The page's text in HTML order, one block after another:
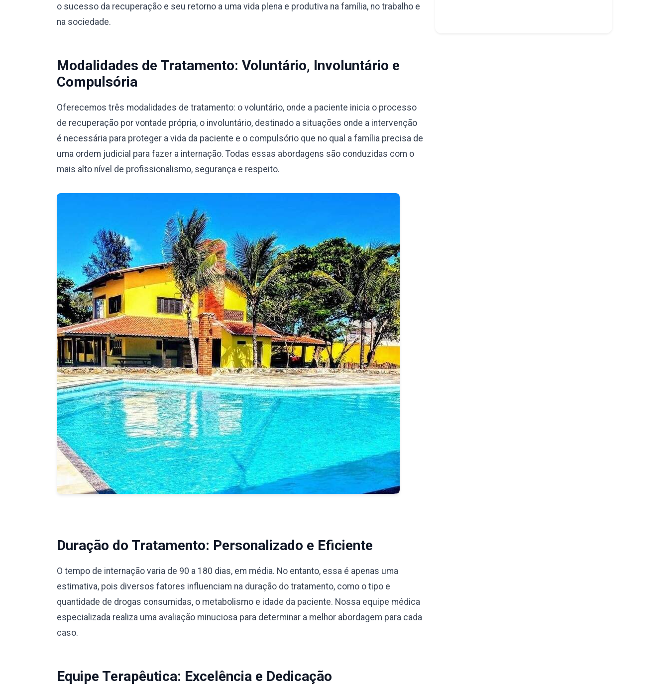
o sucesso da recuperação e seu retorno a uma vida plena e produtiva na família, no trabalho e
na sociedade.
Modalidades de Tratamento: Voluntário, Involuntário e
Compulsória
Oferecemos três modalidades de tratamento: o voluntário, onde a paciente inicia o processo
de recuperação por vontade própria, o involuntário, destinado a situações onde a intervenção
é necessária para proteger a vida da paciente e o compulsório que no qual a família precisa de
uma ordem judicial para fazer a internação. Todas essas abordagens são conduzidas com o
mais alto nível de profissionalismo, segurança e respeito.
Duração do Tratamento: Personalizado e Eficiente
O tempo de internação varia de 90 a 180 dias, em média. No entanto, essa é apenas uma
estimativa, pois diversos fatores influenciam na duração do tratamento, como o tipo e
quantidade de drogas consumidas, o metabolismo e idade da paciente. Nossa equipe médica
especializada realiza uma avaliação minuciosa para determinar a melhor abordagem para cada
caso.
Equipe Terapêutica: Excelência e Dedicação